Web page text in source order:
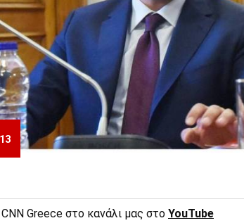
Greece στο κανάλι μας στο YouTube